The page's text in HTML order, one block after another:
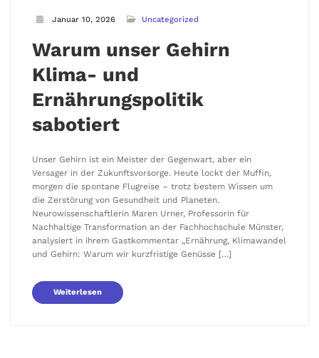
Januar 10, 2026 Uncategorized
Warum unser Gehirn
Klima- und
Ernährungspolitik
sabotiert
Unser Gehirn ist ein Meister der Gegenwart, aber ein
Versager in der Zukunftsvorsorge. Heute lockt der Muffin,
morgen die spontane Flugreise – trotz bestem Wissen um
die Zerstörung von Gesundheit und Planeten.
Neurowissenschaftlerin Maren Urner, Professorin für
Nachhaltige Transformation an der Fachhochschule Münster,
analysiert in ihrem Gastkommentar „Ernährung, Klimawandel
und Gehirn: Warum wir kurzfristige Genüsse […]
Weiterlesen